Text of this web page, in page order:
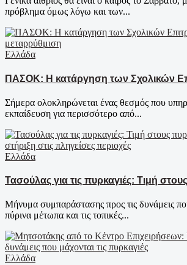
πρόβλημα όμως λόγω και των...
Ελλάδα
ΠΑΣΟΚ: Η κατάργηση των Σχολικών
Σήμερα ολοκληρώνεται ένας θεσμός που
εκπαίδευση για περισσότερο από...
Ελλάδα
Τασούλας για τις πυρκαγιές: Τιμή
Μήνυμα συμπαράστασης προς τις δυνάμεις
πύρινα μέτωπα και τις τοπικές...
Ελλάδα